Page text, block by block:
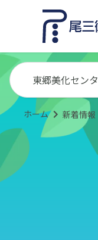
東郷美化セン
ホーム 新着情報